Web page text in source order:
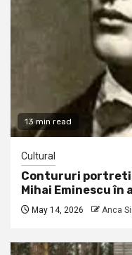
13 min read
Cultural
Contururi
Mihai Eminescu în
May 14, 2026 Anca